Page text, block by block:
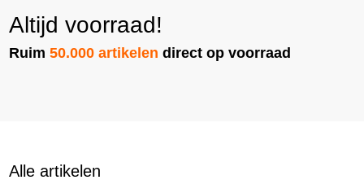
Altijd voorraad!
Ruim50.000 artikelen direct op voorraad
Alle artikelen